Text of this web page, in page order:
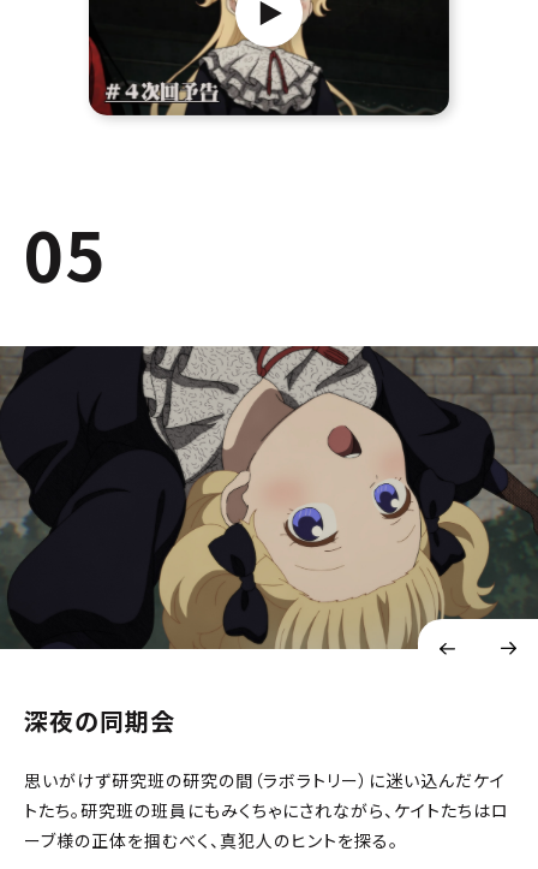
05
深夜の同期会
思いがけず研究班の研究の間（ラボラトリー）に迷い込んだケイ
トたち。研究班の班員にもみくちゃにされながら、ケイトたちはロ
ーブ様の正体を掴むべく、真犯人のヒントを探る。